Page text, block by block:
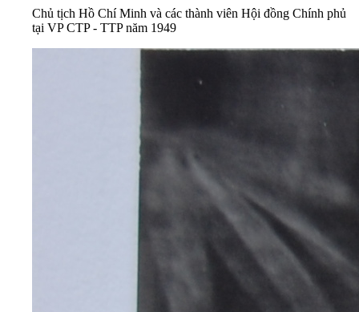
Chủ tịch Hồ Chí Minh và các thành viên Hội đồng Chính phủ
tại VP CTP - TTP năm 1949